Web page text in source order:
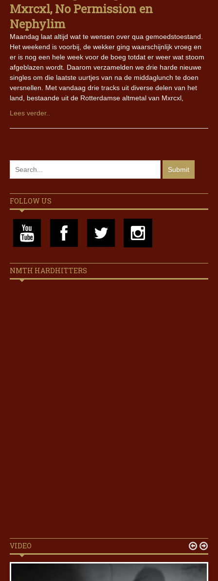
Mxrcxl, No Permission en
Nephylim
Maandag laat altijd wat te wensen over qua gemoedstoestand.
Het weekend is voorbij, de wekker ging waarschijnlijk vroeg en
er is nog een hele week voor de boeg totdat er weer wat stoom
afgeblazen wordt. Daarom verzamelden we drie harde nieuwe
singles om die laatste uurtjes van na de middaglunch te doen
versnellen. Met vandaag drie tracks uit diverse delen van het
land, bestaande uit de Rotterdamse altmetal van Mxrcxl,
Lees verder..
FOLLOW US
NMTH HARDHITTERS
VIDEO  